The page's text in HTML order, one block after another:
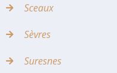
Sceaux
Sèvres
Suresnes